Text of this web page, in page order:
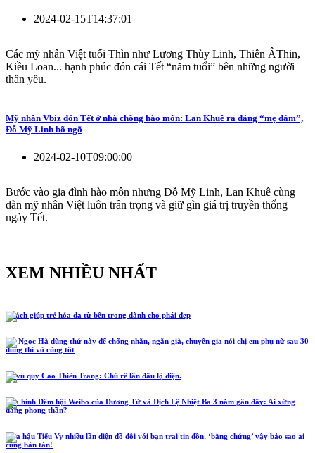
2024-02-15T14:37:01
Các mỹ nhân Việt tuổi Thìn như Lương Thùy Linh, Thiên ÂThin,
Kiều Loan... hạnh phúc đón cái Tết “năm tuổi” bên những người
thân yêu.
Mỹ nhân Vbiz đón Tết ở nhà chồng hào môn: Lan Khuê ra dáng “mẹ đảm”,
Đỗ Mỹ Linh bỡ ngỡ
2024-02-10T09:00:00
Bước vào gia đình hào môn nhưng Đỗ Mỹ Linh, Lan Khuê cùng
dàn mỹ nhân Việt luôn trân trọng và giữ gìn giá trị truyền thống
ngày Tết.
XEM NHIỀU NHẤT
5 cách giúp trẻ hóa da từ bên trong dành cho phái đẹp
Hồ Ngọc Hà dùng thứ này để chống nhăn, ngăn già, chuyên gia nói chị em phụ nữ sau 30
dùng thì vô cùng tốt
Lễ vu quy Cao Thiên Trang: Chú rể lần đầu lộ diện.
Tạo hình Đêm hội Weibo của Dương Tử và Địch Lệ Nhiệt Ba 3 năm gần đây: Ai xứng
đáng phong thần?
Hoa hậu Tiểu Vy nhiều lần diện đồ đôi với bạn trai tin đồn, ‘bằng chứng’ vậy bảo sao ai
cũng bàn tán!